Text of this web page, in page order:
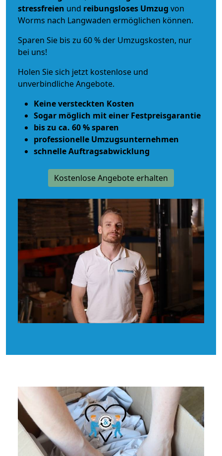
stressfreien und reibungsloses Umzug von
Worms nach Langwaden ermöglichen können.
Sparen Sie bis zu 60 % der Umzugskosten, nur
bei uns!
Holen Sie sich jetzt kostenlose und
unverbindliche Angebote.
Keine versteckten Kosten
Sogar möglich mit einer Festpreisgarantie
bis zu ca. 60 % sparen
professionelle Umzugsunternehmen
schnelle Auftragsabwicklung
Kostenlose Angebote erhalten